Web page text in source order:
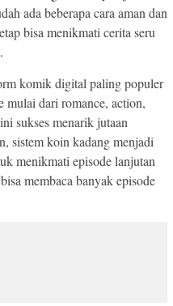
ada beberapa cara aman dan
bisa menikmati cerita seru
komik digital paling populer
mulai dari romance, action,
sukses menarik jutaan
sistem koin kadang menjadi
menikmati episode lanjutan
membaca banyak episode